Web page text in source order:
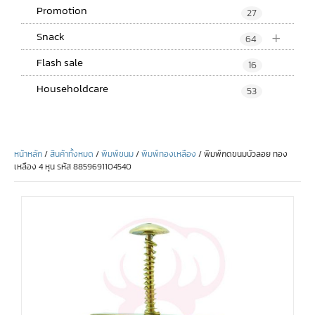
Promotion 27
+
Snack 64
Flash sale 16
Householdcare 53
หน้าหลัก/สินค้าทั้งหมด /พิมพ์ขนม/พิมพ์ทองเหลือง / พิมพ์กดขนมบัวลอย ทอง
เหลือง 4 หุน รหัส 8859691104540